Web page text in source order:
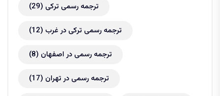
ترجمه رسمی ترکی (29)
ترجمه رسمی ترکی در غرب (12)
ترجمه رسمی در اصفهان (8)
ترجمه رسمی در تهران (17)